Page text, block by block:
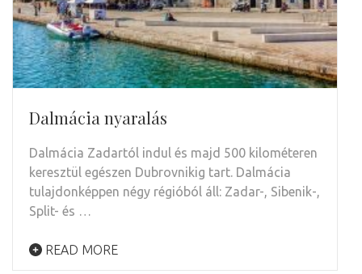
Dalmácia nyaralás
Dalmácia Zadartól indul és majd 500 kilométeren
keresztül egészen Dubrovnikig tart. Dalmácia
tulajdonképpen négy régióból áll: Zadar-, Sibenik-,
Split- és …
READ MORE